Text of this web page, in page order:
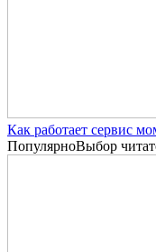
Как работает сервис
ПопулярноВыбор